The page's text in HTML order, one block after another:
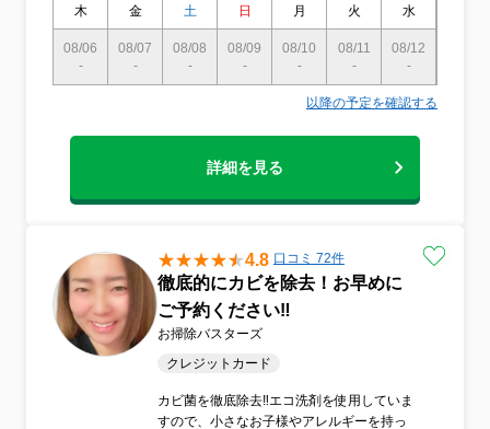
木 金 土 日 月 火 水
08/06
-
08/07
-
08/08
-
08/09
-
08/10
-
08/11
-
08/12
-
以降の予定を確認する
詳細を見る
4.8 口コミ 72件
徹底的にカビを除去！お早めに
ご予約ください‼︎
お掃除バスターズ
クレジットカード
カビ菌を徹底除去‼︎エコ洗剤を使用していま
すので、小さなお子様やアレルギーを持っ